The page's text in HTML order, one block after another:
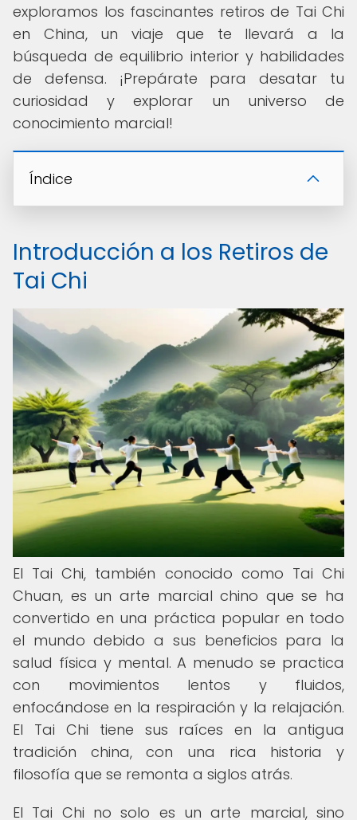
exploramos los fascinantes retiros de Tai Chi
en China, un viaje que te llevará a la
búsqueda de equilibrio interior y habilidades
de defensa. ¡Prepárate para desatar tu
curiosidad y explorar un universo de
conocimiento marcial!
Índice
Introducción a los Retiros de
Tai Chi
El Tai Chi, también conocido como Tai Chi
Chuan, es un arte marcial chino que se ha
convertido en una práctica popular en todo
el mundo debido a sus beneficios para la
salud física y mental. A menudo se practica
con movimientos lentos y fluidos,
enfocándose en la respiración y la relajación.
El Tai Chi tiene sus raíces en la antigua
tradición china, con una rica historia y
filosofía que se remonta a siglos atrás.
El Tai Chi no solo es un arte marcial, sino